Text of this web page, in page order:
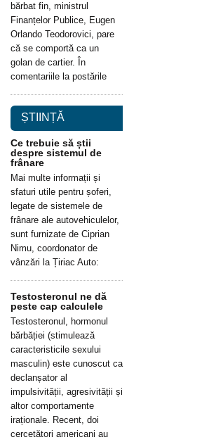
bărbat fin, ministrul
Finanțelor Publice, Eugen
Orlando Teodorovici, pare
că se comportă ca un
golan de cartier. În
comentariile la postările
ȘTIINȚĂ
Ce trebuie să știi
despre sistemul de
frânare
Mai multe informații și
sfaturi utile pentru șoferi,
legate de sistemele de
frânare ale autovehiculelor,
sunt furnizate de Ciprian
Nimu, coordonator de
vânzări la Țiriac Auto:
Testosteronul ne dă
peste cap calculele
Testosteronul, hormonul
bărbăției (stimulează
caracteristicile sexului
masculin) este cunoscut ca
declanșator al
impulsivității, agresivității și
altor comportamente
iraționale. Recent, doi
cercetători americani au